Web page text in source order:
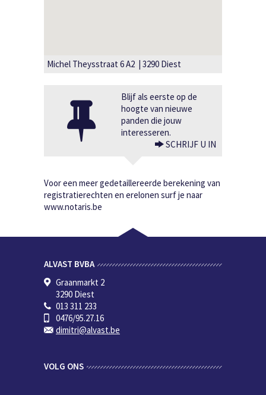
Michel Theysstraat 6 A2 | 3290 Diest
Blijf als eerste op de
hoogte van nieuwe
panden die jouw
interesseren.
SCHRIJF U IN
Voor een meer gedetaillereerde berekening van
registratierechten en erelonen surf je naar
www.notaris.be
ALVAST BVBA
Graanmarkt 2
3290 Diest
013 311 233
0476/95.27.16
dimitri@alvast.be
VOLG ONS